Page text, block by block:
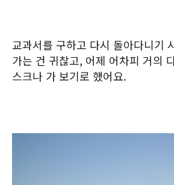
교과서를 구하고 다시 돌아다니기
가는 건 귀찮고, 어제 어차피 거의
스크나 가 보기로 했어요.